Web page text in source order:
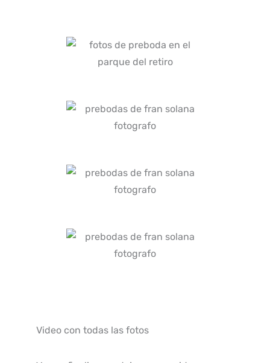
Video con todas las fotos